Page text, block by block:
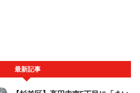
最新記事